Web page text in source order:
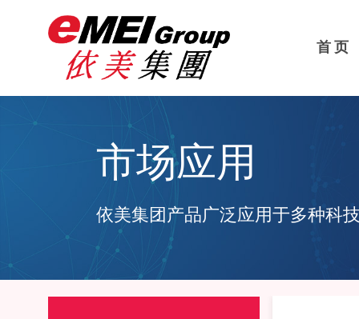
首 页
市场应用
依美集团产品广泛应用于多种科